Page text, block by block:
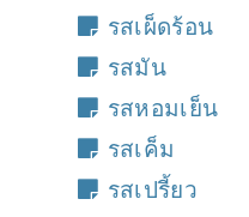
รสเผ็ดร้อน
รสมัน
รสหอมเย็น
รสเค็ม
รสเปรี้ยว